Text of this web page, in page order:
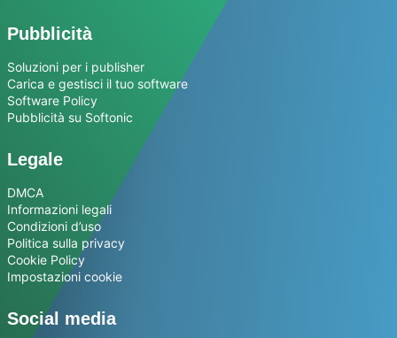
Pubblicità
Soluzioni per i publisher
Carica e gestisci il tuo software
Software Policy
Pubblicità su Softonic
Legale
DMCA
Informazioni legali
Condizioni d’uso
Politica sulla privacy
Cookie Policy
Impostazioni cookie
Social media